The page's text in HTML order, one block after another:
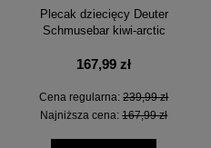
Plecak dziecięcy Deuter
Schmusebar kiwi-arctic
167,99 zł
Cena regularna:239,99 zł
Najniższa cena:167,99 zł